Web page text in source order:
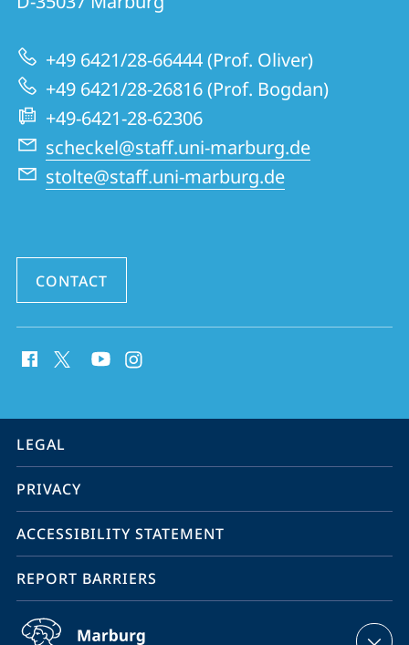
Physiology
and
Pathophysiology
+49 6421/28-66444 (Prof. Oliver)
+49 6421/28-26816 (Prof. Bogdan)
+49-6421-28-62306
scheckel@staff.uni-marburg.de
stolte@staff.uni-marburg.de
CONTACT
media
information
service
navigation
LEGAL
PRIVACY
ACCESSIBILITY STATEMENT
REPORT BARRIERS